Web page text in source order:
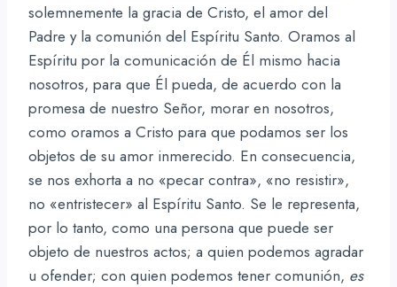
solemnemente la gracia de Cristo, el amor del
Padre y la comunión del Espíritu Santo. Oramos al
Espíritu por la comunicación de Él mismo hacia
nosotros, para que Él pueda, de acuerdo con la
promesa de nuestro Señor, morar en nosotros,
como oramos a Cristo para que podamos ser los
objetos de su amor inmerecido. En consecuencia,
se nos exhorta a no «pecar contra», «no resistir»,
no «entristecer» al Espíritu Santo. Se le representa,
por lo tanto, como una persona que puede ser
objeto de nuestros actos; a quien podemos agradar
u ofender; con quien podemos tener comunión, es